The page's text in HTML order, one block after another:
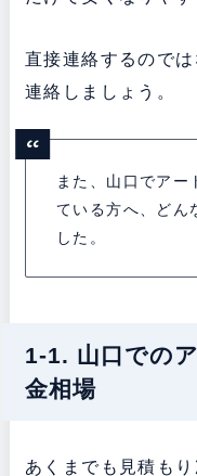
直接連絡するので
連絡しましょう。
また、山口でアー
ている方へ、どん
した。
1-1. 山口での
金相場
あくまでも見積も